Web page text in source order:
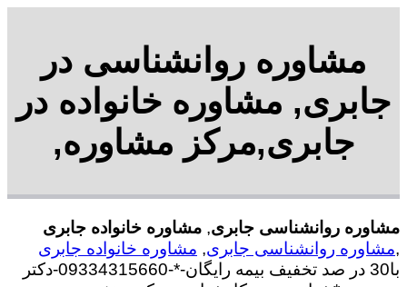
مشاوره روانشناسی در
جابری, مشاوره خانواده در
جابری,مرکز مشاوره,
مشاوره روانشناسی جابری, مشاوره خانواده جابری
,مشاوره روانشناسی جابری, مشاوره خانواده جابری
با30 در صد تخفیف بیمه رایگان-*-09334315660-دکتر